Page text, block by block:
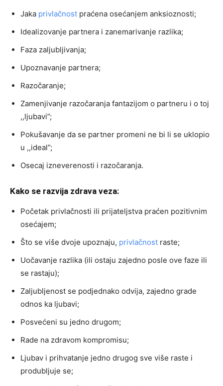
Jaka privlačnost praćena osećanjem anksioznosti;
Idealizovanje partnera i zanemarivanje razlika;
Faza zaljubljivanja;
Upoznavanje partnera;
Razočaranje;
Zamenjivanje razočaranja fantazijom o partneru i o toj
,,ljubavi”;
Pokušavanje da se partner promeni ne bi li se uklopio
u ,,ideal”;
Osecaj izneverenosti i razočaranja.
Kako se razvija zdrava veza:
Početak privlačnosti ili prijateljstva praćen pozitivnim
osećajem;
Što se više dvoje upoznaju, privlačnost raste;
Uočavanje razlika (ili ostaju zajedno posle ove faze ili
se rastaju);
Zaljubljenost se podjednako odvija, zajedno grade
odnos ka ljubavi;
Posvećeni su jedno drugom;
Rade na zdravom kompromisu;
Ljubav i prihvatanje jedno drugog sve više raste i
produbljuje se;